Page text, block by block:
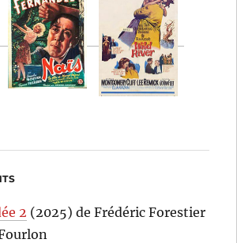
2 (2025) de Frédéric Forestier